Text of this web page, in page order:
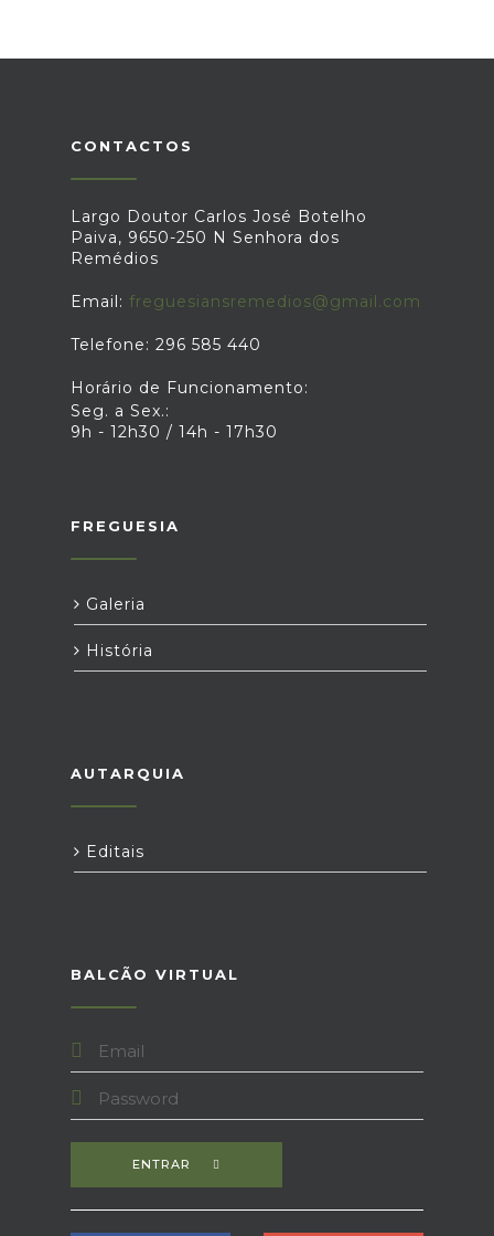
CONTACTOS
Largo Doutor Carlos José Botelho
Paiva, 9650-250 N Senhora dos
Remédios
Email: freguesiansremedios@gmail.com
Telefone: 296 585 440
Horário de Funcionamento:
Seg. a Sex.:
9h - 12h30 / 14h - 17h30
FREGUESIA
Galeria
História
AUTARQUIA
Editais
BALCÃO VIRTUAL
ENTRAR